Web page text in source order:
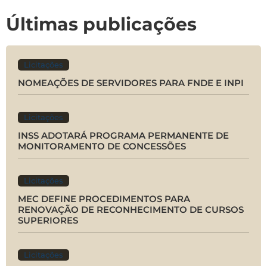
Últimas publicações
Licitações
NOMEAÇÕES DE SERVIDORES PARA FNDE E INPI
Licitações
INSS ADOTARÁ PROGRAMA PERMANENTE DE
MONITORAMENTO DE CONCESSÕES
Licitações
MEC DEFINE PROCEDIMENTOS PARA
RENOVAÇÃO DE RECONHECIMENTO DE CURSOS
SUPERIORES
Licitações